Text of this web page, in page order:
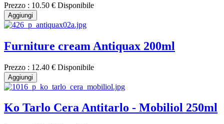
Prezzo : 10.50 € Disponibile
Aggiungi
Furniture cream Antiquax 200ml
Prezzo : 12.40 € Disponibile
Aggiungi
Ko Tarlo Cera Antitarlo - Mobiliol 250ml